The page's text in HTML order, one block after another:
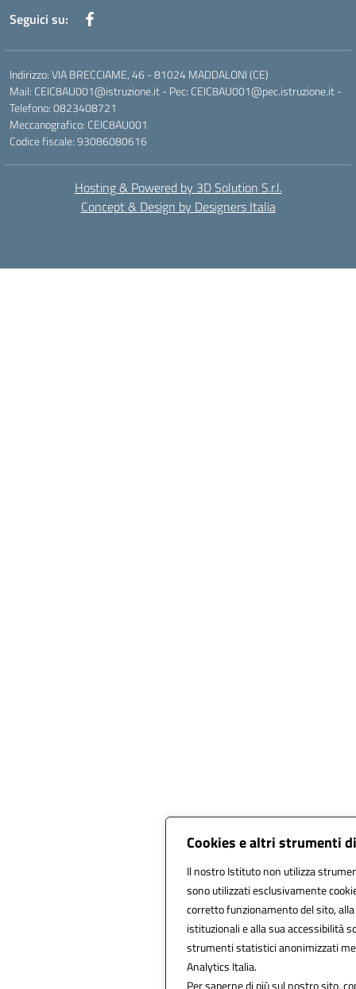
Cookies e altri strumenti
Il nostro Istituto non utilizza
sono utilizzati esclusivamente
corretto funzionamento del sito,
istituzionali e alla sua accessibilità
strumenti statistici anonimizzati
Analytics Italia.
Per saperne di più sul nostro sito,
Seguici su:
Indirizzo: VIA BRECCIAME, 46 - 81024 MADDALONI (CE)
Mail: CEIC8AU001@istruzione.it - Pec: CEIC8AU001@pec.istruzione.it -
Telefono: 0823408721
Meccanografico: CEIC8AU001
Codice fiscale: 93086080616
Hosting & Powered by 3D Solution S.r.l.
Concept & Design by Designers Italia